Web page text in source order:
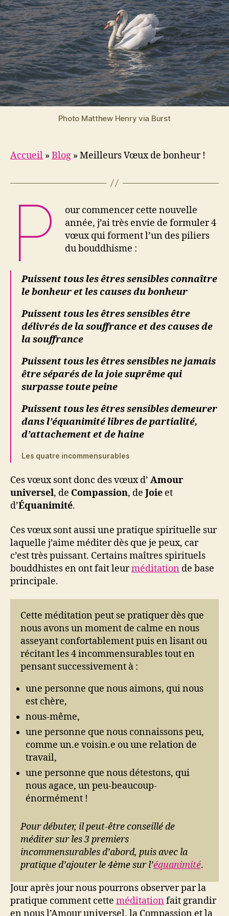
Photo Matthew Henry via Burst
Accueil » Blog » Meilleurs Vœux de bonheur !
P
our commencer cette nouvelle
année, j’ai très envie de formuler 4
vœux qui forment l’un des piliers
du bouddhisme :
Puissent tous les êtres sensibles connaître
le bonheur et les causes du bonheur
Puissent tous les êtres sensibles être
délivrés de la souffrance et des causes de
la souffrance
Puissent tous les êtres sensibles ne jamais
être séparés de la joie suprême qui
surpasse toute peine
Puissent tous les êtres sensibles demeurer
dans l’équanimité libres de partialité,
d’attachement et de haine
Les quatre incommensurables
Ces vœux sont donc des vœux d’ Amour
universel, de Compassion, de Joie et
d’Équanimité.
Ces vœux sont aussi une pratique spirituelle sur
laquelle j’aime méditer dès que je peux, car
c’est très puissant. Certains maîtres spirituels
bouddhistes en ont fait leurméditation de base
principale.
Cette méditation peut se pratiquer dès que
nous avons un moment de calme en nous
asseyant confortablement puis en lisant ou
récitant les 4 incommensurables tout en
pensant successivement à :
une personne que nous aimons, qui nous
est chère,
nous-même,
une personne que nous connaissons peu,
comme un.e voisin.e ou une relation de
travail,
une personne que nous détestons, qui
nous agace, un peu-beaucoup-
énormément !
Pour débuter, il peut-être conseillé de
méditer sur les 3 premiers
incommensurables d’abord, puis avec la
pratique d’ajouter le 4ème sur l’équanimité.
Jour après jour nous pourrons observer par la
pratique comment cette méditation fait grandir